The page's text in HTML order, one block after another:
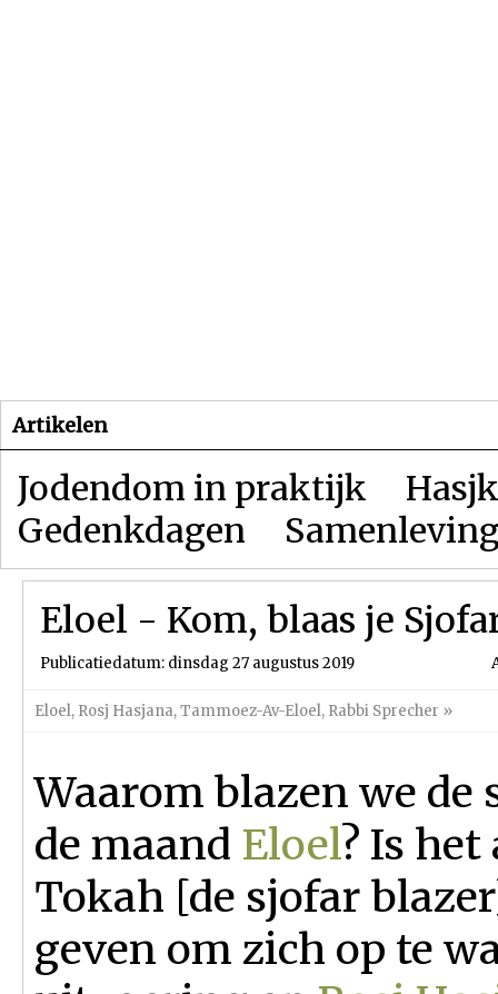
Artikelen
Jodendom in praktijk
Gedenkdagen
Eloel - Kom, blaas je
Publicatiedatum: dinsdag 27 augustus 2019
Eloel, Rosj Hasjana,Tammoez-Av-Eloel, Rabbi Sprecher »
Waarom blazen we de
de maand Eloel? Is het
Tokah [de sjofar
geven om zich op te